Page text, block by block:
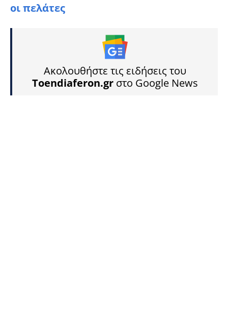
οι πελάτες
Ακολουθήστε τις ειδήσεις του
Toendiaferon.gr στο Google News